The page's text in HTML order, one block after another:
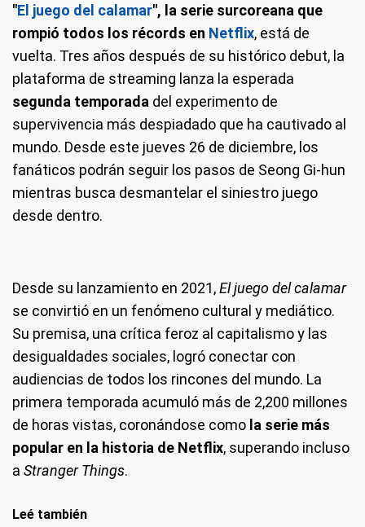
"El juego del calamar", la serie surcoreana que
rompió todos los récords en Netflix, está de
vuelta. Tres años después de su histórico debut, la
plataforma de streaming lanza la esperada
segunda temporada del experimento de
supervivencia más despiadado que ha cautivado al
mundo. Desde este jueves 26 de diciembre, los
fanáticos podrán seguir los pasos de Seong Gi-hun
mientras busca desmantelar el siniestro juego
desde dentro.
Desde su lanzamiento en 2021,El juego del calamar
se convirtió en un fenómeno cultural y mediático.
Su premisa, una crítica feroz al capitalismo y las
desigualdades sociales, logró conectar con
audiencias de todos los rincones del mundo. La
primera temporada acumuló más de 2,200 millones
de horas vistas, coronándose como la serie más
popular en la historia de Netflix, superando incluso
a Stranger Things.
Leé también